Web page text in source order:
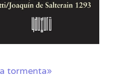
tormenta»